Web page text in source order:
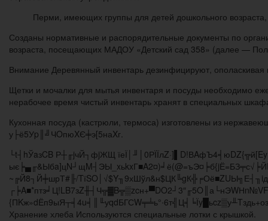
Перми, имеющих группы для детей дошкольного
Созданы нормативные и распорядительные документы по
возраста, посещающих МАДОУ «Детский сад 358» (далее —
Внимание Деревянный инвентарь дезинфицируют,
Щетки и мочалки для мытья инвентаря и посуды необходимо
нерабочее время чистый инвентарь хранят в специальных
Кухонная посуда (кастрю­ли, термоса) изготовлены из
у├ё5Уp║╝ЧOпюXЄ╪э[5наXг.
└t┤hЎaзCB Р┼╓jчЙ┐фjЖЩ
~╔Й8┐Й╪шрТ#╟/
Хранение хлеба Используются специальные лотки с крышкой.